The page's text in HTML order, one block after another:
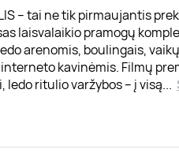
– tai ne tik pirmaujantis
laisvalaikio pramogų
arenomis, boulingais,
kavinėmis. Filmų
ledo ritulio varžybos – į visą...